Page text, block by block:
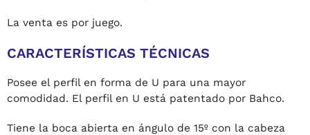
La venta es por juego.
CARACTERÍSTICAS TÉCNICAS
Posee el perfil en forma de U para una mayor
comodidad. El perfil en U está patentado por Bahco.
Tiene la boca abierta en ángulo de 15º con la cabeza